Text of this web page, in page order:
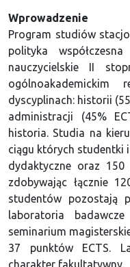
Wprowadzenie
Program studiów
polityka
nauczycielskie II
dyscyplinach: historii
administracji (45%
historia. Studia na
ciągu których studentki
dydaktyczne oraz
zdobywając łącznie
studentów pozostają
laboratoria
seminarium
37 punktów ECTS.
charakter fakultatywny.